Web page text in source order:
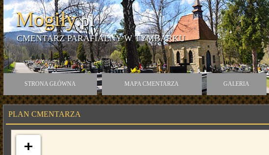
Mogiły.pl
CMENTARZ PARAFIALNY W TYMBARKU
STRONA GŁÓWNA MAPA CMENTARZA GALERIA
PLAN CMENTARZA
+